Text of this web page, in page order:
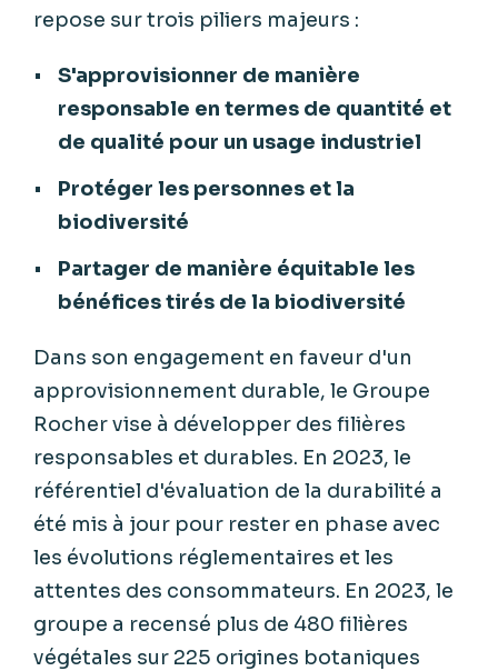
repose sur trois piliers majeurs :
S'approvisionner de manière
responsable en termes de quantité et
de qualité pour un usage industriel
Protéger les personnes et la
biodiversité
Partager de manière équitable les
bénéfices tirés de la biodiversité
Dans son engagement en faveur d'un
approvisionnement durable, le Groupe
Rocher vise à développer des filières
responsables et durables. En 2023, le
référentiel d'évaluation de la durabilité a
été mis à jour pour rester en phase avec
les évolutions réglementaires et les
attentes des consommateurs. En 2023, le
groupe a recensé plus de 480 filières
végétales sur 225 origines botaniques